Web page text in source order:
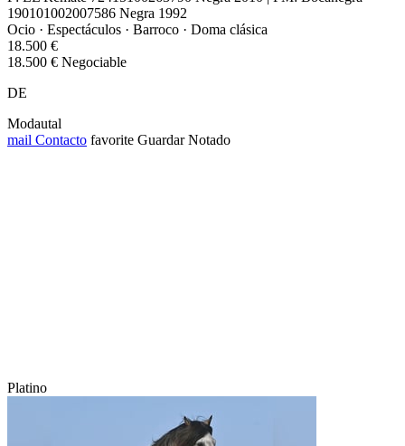
190101002007586 Negra 1992
Ocio · Espectáculos · Barroco · Doma clásica
18.500 €
18.500 € Negociable
DE
Modautal
mail Contacto favorite Guardar Notado
Platino